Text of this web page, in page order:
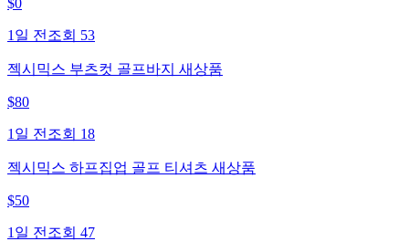
1일 전 조회 53
젝시믹스 부츠컷 골프바지 새상품
$80
1일 전 조회 18
젝시믹스 하프집업 골프 티셔츠 새상품
$50
1일 전 조회 47